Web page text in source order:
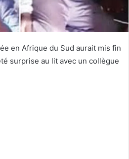
en Afrique du Sud aurait mis fin
surprise au lit avec un collègue